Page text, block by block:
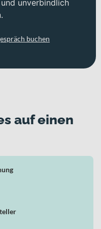
unverbindlich
buchen
auf einen